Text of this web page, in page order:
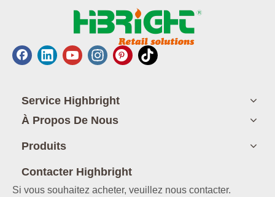
Service Highbright
À Propos De Nous
Produits
Contacter Highbright
Si vous souhaitez acheter, veuillez nous contacter.